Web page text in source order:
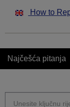
How to
Najčešća pitanja